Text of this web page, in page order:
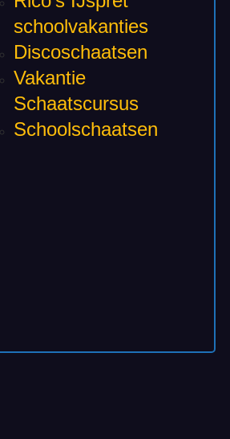
schoolvakanties
Discoschaatsen
Vakantie
Schaatscursus
Schoolschaatsen